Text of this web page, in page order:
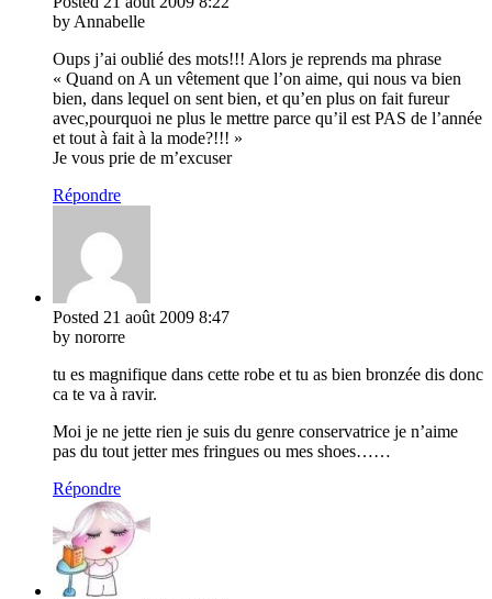
by Annabelle
Oups j’ai oublié des mots!!! Alors je reprends ma phrase
« Quand on A un vêtement que l’on aime, qui nous va bien
bien, dans lequel on sent bien, et qu’en plus on fait fureur
avec,pourquoi ne plus le mettre parce qu’il est PAS de l’année
et tout à fait à la mode?!!! »
Je vous prie de m’excuser
Répondre
Posted 21 août 2009 8:47
by nororre
tu es magnifique dans cette robe et tu as bien bronzée dis donc
ca te va à ravir.
Moi je ne jette rien je suis du genre conservatrice je n’aime
pas du tout jetter mes fringues ou mes shoes……
Répondre